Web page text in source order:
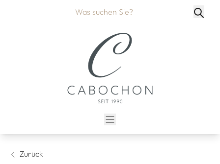
Zurück